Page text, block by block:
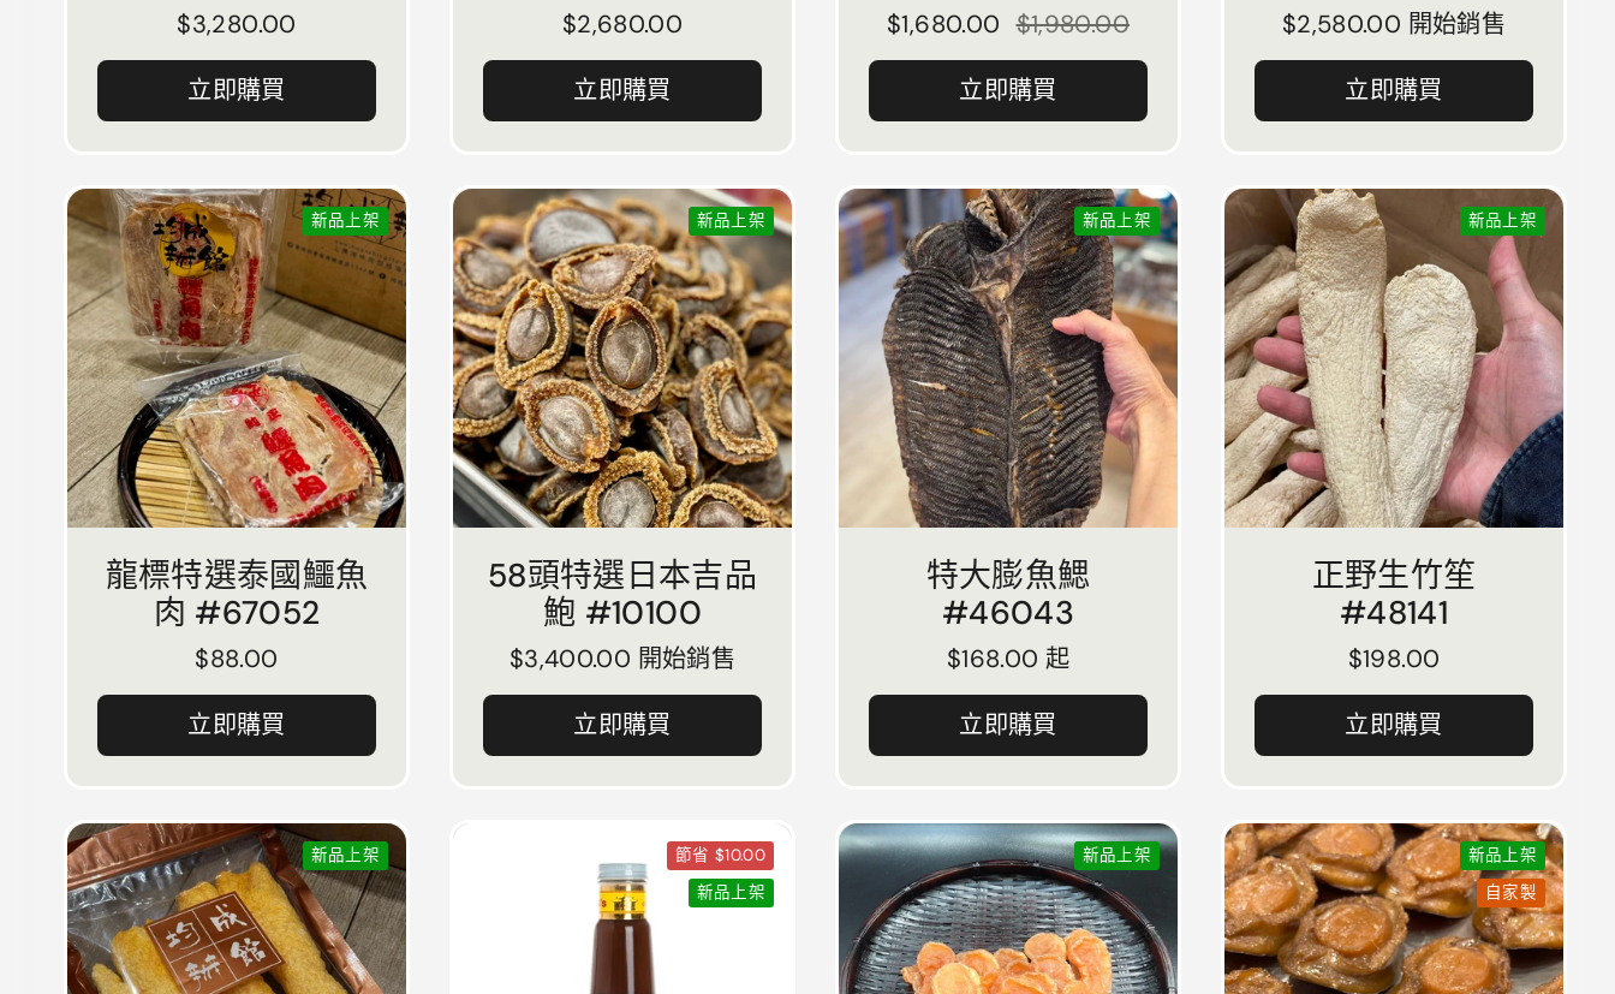
正常價格
$3,280.00
立即購買
正常價格
$2,680.00
立即購買
正常價格
$1,680.00 售價
$1,980.00
立即購買
正常價格
$2,580.00 開始銷售
立即購買
龍標特選泰國鱷魚
肉 #67052
正常價格
$88.00
立即購買
新品上架
58頭特選日本吉品
鮑 #10100
正常價格
$3,400.00 開始銷售
立即購買
新品上架
特大膨魚鰓
#46043
正常價格
$168.00 起
立即購買
新品上架
正野生竹笙
#48141
正常價格
$198.00
立即購買
新品上架
新品上架
節省 $10.00
新品上架
新品上架
新品上架
自家製